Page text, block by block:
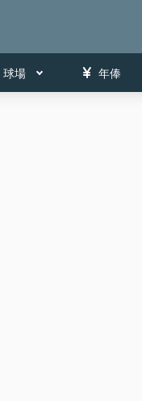
球場 年俸